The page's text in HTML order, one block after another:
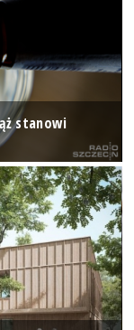
stanowi